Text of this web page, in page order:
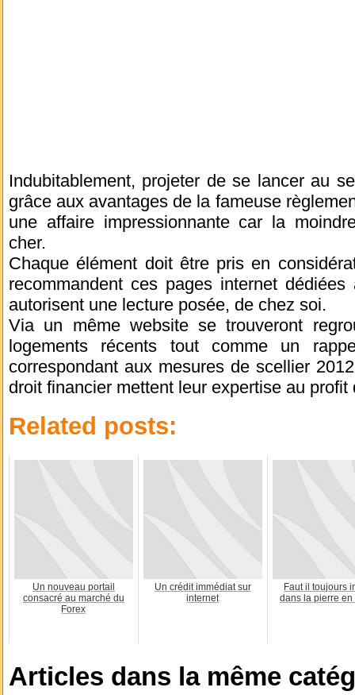
Indubitablement, projeter de se lancer au
grâce aux avantages de la fameuse
une affaire impressionnante car la
cher.
Chaque élément doit être pris en
recommandent ces pages internet
autorisent une lecture posée, de chez soi.
Via un même website se trouveront
logements récents tout comme un
correspondant aux mesures de scellier
droit financier mettent leur expertise au
Related posts:
Un nouveau portail
consacré au marché du
Forex
Un crédit immédiat sur
internet
Faut il toujours
dans la pierre en
Articles dans la même